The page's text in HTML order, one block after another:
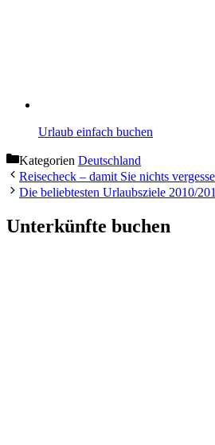
Urlaub einfach buchen
Kategorien Deutschland
Reisecheck – damit Sie nichts
Die beliebtesten Urlaubsziele 2010/
Unterkünfte buchen